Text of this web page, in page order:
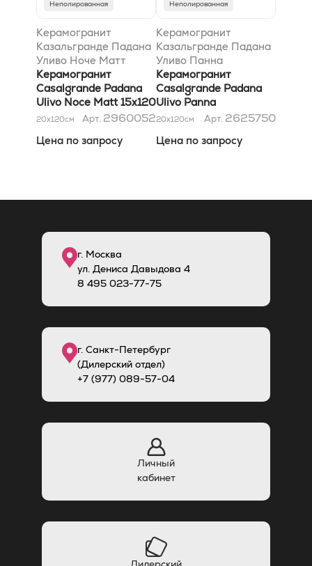
Неполированная
Керамогранит
Казальгранде Падана
Уливо Ноче Матт
15x120
Керамогранит
Casalgrande Padana
Ulivo Noce Matt 15x120
20x120см Арт. 2960052
Цена по запросу
Неполированная
Керамогранит
Казальгранде Падана
Уливо Панна
Антибактериал Матт
20x120
Керамогранит
Casalgrande Padana
Ulivo Panna
Antibacterial Matt
20x120см Арт. 2625750
Цена по запросу
г. Москва
ул. Дениса Давыдова 4
8 495 023-77-75
г. Санкт-Петербург
(Дилерский отдел)
+7 (977) 089-57-04
Личный
кабинет